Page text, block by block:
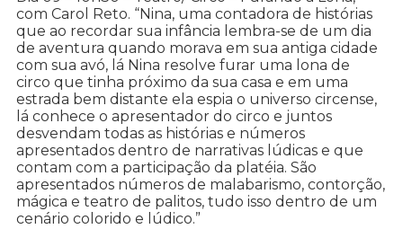
com Carol Reto. “Nina, uma contadora de histórias
que ao recordar sua infância lembra-se de um dia
de aventura quando morava em sua antiga cidade
com sua avó, lá Nina resolve furar uma lona de
circo que tinha próximo da sua casa e em uma
estrada bem distante ela espia o universo circense,
lá conhece o apresentador do circo e juntos
desvendam todas as histórias e números
apresentados dentro de narrativas lúdicas e que
contam com a participação da platéia. São
apresentados números de malabarismo, contorção,
mágica e teatro de palitos, tudo isso dentro de um
cenário colorido e lúdico.”